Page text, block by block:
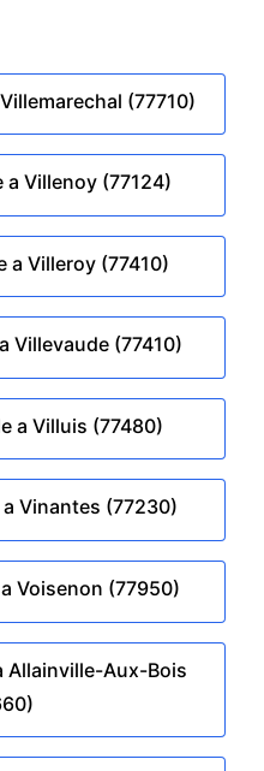
(77710)
Villenoy (77124)
a Villeroy (77410)
Villevaude (77410)
a Villuis (77480)
Vinantes (77230)
Voisenon (77950)
Allainville-Aux-Bois